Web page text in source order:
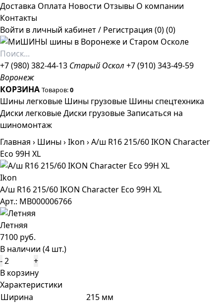
Доставка Оплата Новости Отзывы О компании
Контакты
Войти в личный кабинет/ Регистрация (0)(0)
+7 (980) 382-44-13 Старый Оскол +7 (910) 343-49-59
Воронеж
КОРЗИНА Товаров:0
Шины легковые Шины грузовые Шины спецтехника
Диски легковыеДиски грузовыеЗаписаться на
шиномонтаж
Главная › Шины›Ikon ›А/ш R16 215/60 IKON Character
Eco 99H XL
Ikon
А/ш R16 215/60 IKON Character Eco 99H XL
Арт.: МВ000006766
Летняя
7100 руб.
В наличии (4 шт.)
-
+
В корзину
Характеристики
Ширина
215 мм